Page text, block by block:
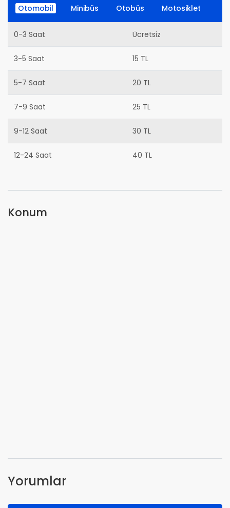
Otomobil Minibüs Otobüs Motosiklet
0-3 Saat Ücretsiz
3-5 Saat 15 TL
5-7 Saat 20 TL
7-9 Saat 25 TL
9-12 Saat 30 TL
12-24 Saat 40 TL
Konum
Yorumlar